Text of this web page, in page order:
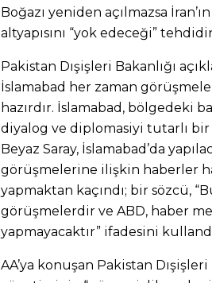
Boğazı yeniden açılmazsa
altyapısını “yok edeceği”
Pakistan Dışişleri Bakanlığı
İslamabad her zaman
hazırdır. İslamabad, bölgedeki
diyalog ve diplomasiyi tutarlı
Beyaz Saray, İslamabad’da
görüşmelerine ilişkin haberler
yapmaktan kaçındı; bir sözcü,
görüşmelerdir ve ABD, haber
yapmayacaktır” ifadesini
AA’ya konuşan Pakistan